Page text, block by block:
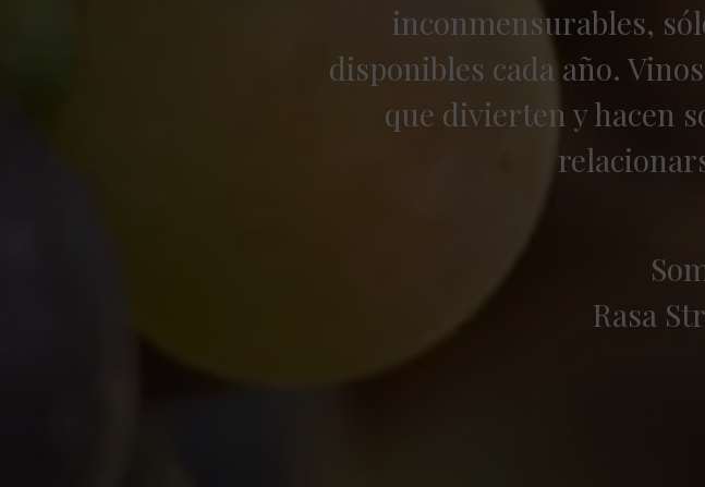
inconmensurables,
disponibles cada año.
que divierten y hacen
Rasa